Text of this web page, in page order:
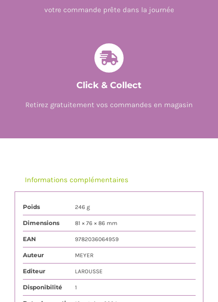
votre commande prête dans la journée
Click & Collect
Retirez gratuitement vos commandes en magasin
Informations complémentaires
Poids 246 g
Dimensions 81 × 76 × 86 mm
EAN 9782036064959
Auteur MEYER
Editeur LAROUSSE
Disponibilité 1